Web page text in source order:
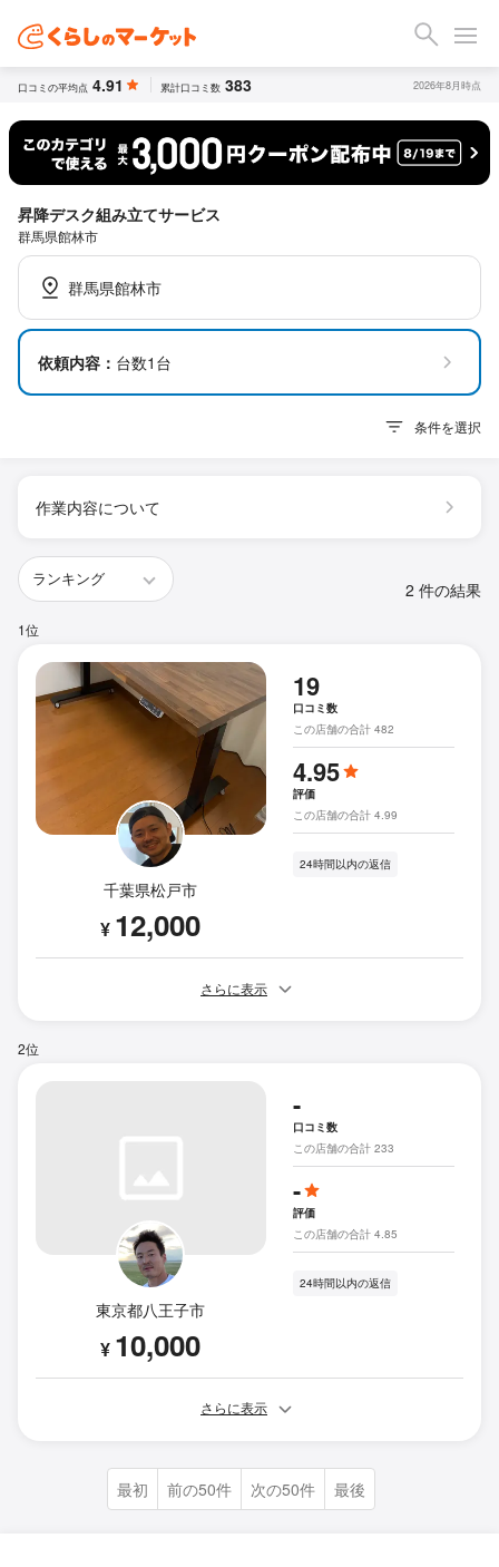
口コミの平均点 4.91 累計口コミ数 383 2026年8月時点
昇降デスク組み立てサービス
群馬県館林市
群馬県館林市
依頼内容： 台数1台
条件を選択
作業内容について
2 件の結果
1位
千葉県松戸市
¥ 12,000
19
口コミ数
この店舗の合計 482
4.95
評価
この店舗の合計 4.99
24時間以内の返信
さらに表示
2位
東京都八王子市
¥ 10,000
-
口コミ数
この店舗の合計 233
-
評価
この店舗の合計 4.85
24時間以内の返信
さらに表示
最初 前の50件 次の50件 最後